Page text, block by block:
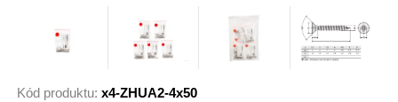
Kód produktu: x4-ZHUA2-4x50